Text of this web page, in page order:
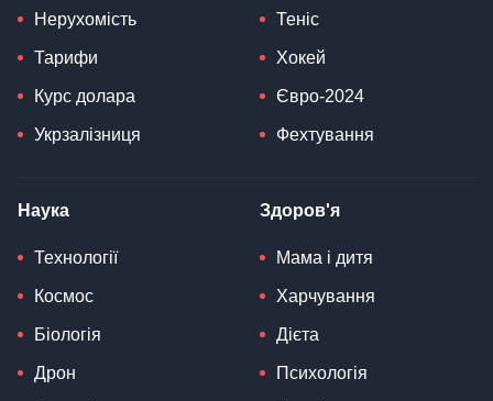
Нерухомість
Тарифи
Курс долара
Укрзалізниця
Теніс
Хокей
Євро-2024
Фехтування
Наука
Технології
Космос
Біологія
Дрон
Здоров'я
Мама і дитя
Харчування
Дієта
Психологія